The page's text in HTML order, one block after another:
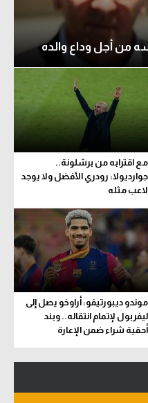
أجل وداع والده
مع اقترابه من برشلونة..
جوارديولا: رودري الأفضل ولا يوجد
لاعب مثله
موندو ديبورتيفو: أراوخو يصل إلى
ليفربول لإتمام انتقاله.. وبند
أحقية شراء ضمن الإعارة